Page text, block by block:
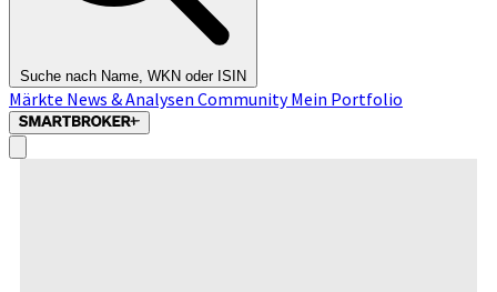
Suche nach Name, WKN oder ISIN
Märkte News & Analysen CommunityMein Portfolio